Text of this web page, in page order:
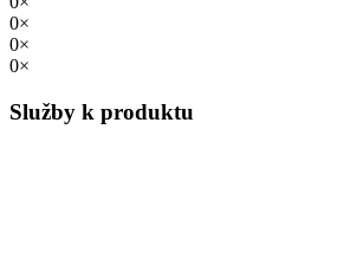
0×
0×
0×
Služby k produktu